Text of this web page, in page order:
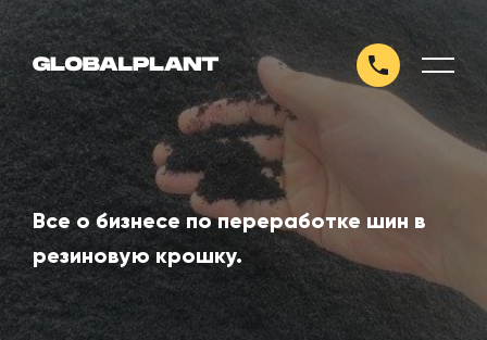
Все о бизнесе по переработке шин в
резиновую крошку.